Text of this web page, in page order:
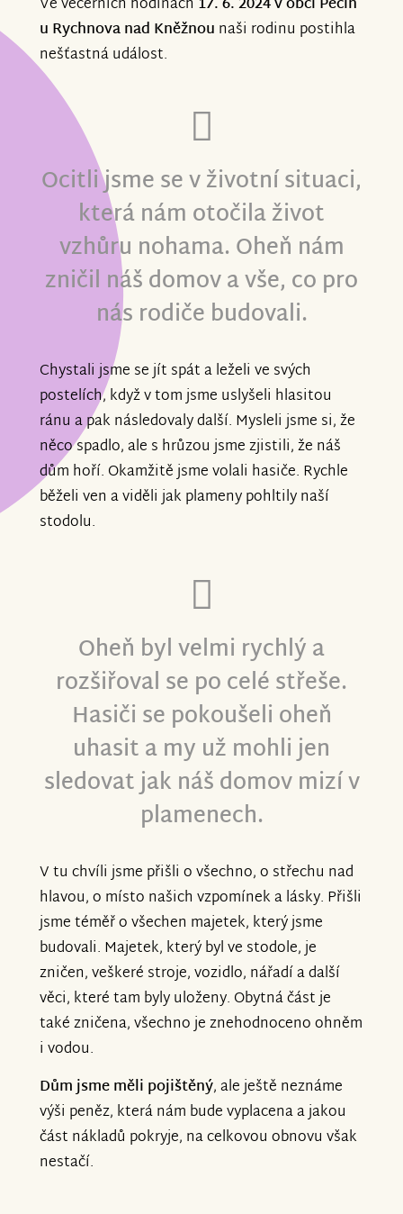
u Rychnova nad Kněžnou naši rodinu postihla
nešťastná událost.
Ocitli jsme se v životní situaci,
která nám otočila život
vzhůru nohama. Oheň nám
zničil náš domov a vše, co pro
nás rodiče budovali.
Chystali jsme se jít spát a leželi ve svých
postelích, když v tom jsme uslyšeli hlasitou
ránu a pak následovaly další. Mysleli jsme si, že
něco spadlo, ale s hrůzou jsme zjistili, že náš
dům hoří. Okamžitě jsme volali hasiče. Rychle
běželi ven a viděli jak plameny pohltily naší
stodolu.
Oheň byl velmi rychlý a
rozšiřoval se po celé střeše.
Hasiči se pokoušeli oheň
uhasit a my už mohli jen
sledovat jak náš domov mizí v
plamenech.
V tu chvíli jsme přišli o všechno, o střechu nad
hlavou, o místo našich vzpomínek a lásky. Přišli
jsme téměř o všechen majetek, který jsme
budovali. Majetek, který byl ve stodole, je
zničen, veškeré stroje, vozidlo, nářadí a další
věci, které tam byly uloženy. Obytná část je
také zničena, všechno je znehodnoceno ohněm
i vodou.
Dům jsme měli pojištěný, ale ještě neznáme
výši peněz, která nám bude vyplacena a jakou
část nákladů pokryje, na celkovou obnovu však
nestačí.